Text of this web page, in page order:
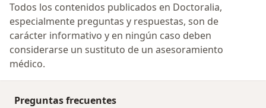
Todos los contenidos publicados en Doctoralia,
especialmente preguntas y respuestas, son de
carácter informativo y en ningún caso deben
considerarse un sustituto de un asesoramiento
médico.
Preguntas frecuentes